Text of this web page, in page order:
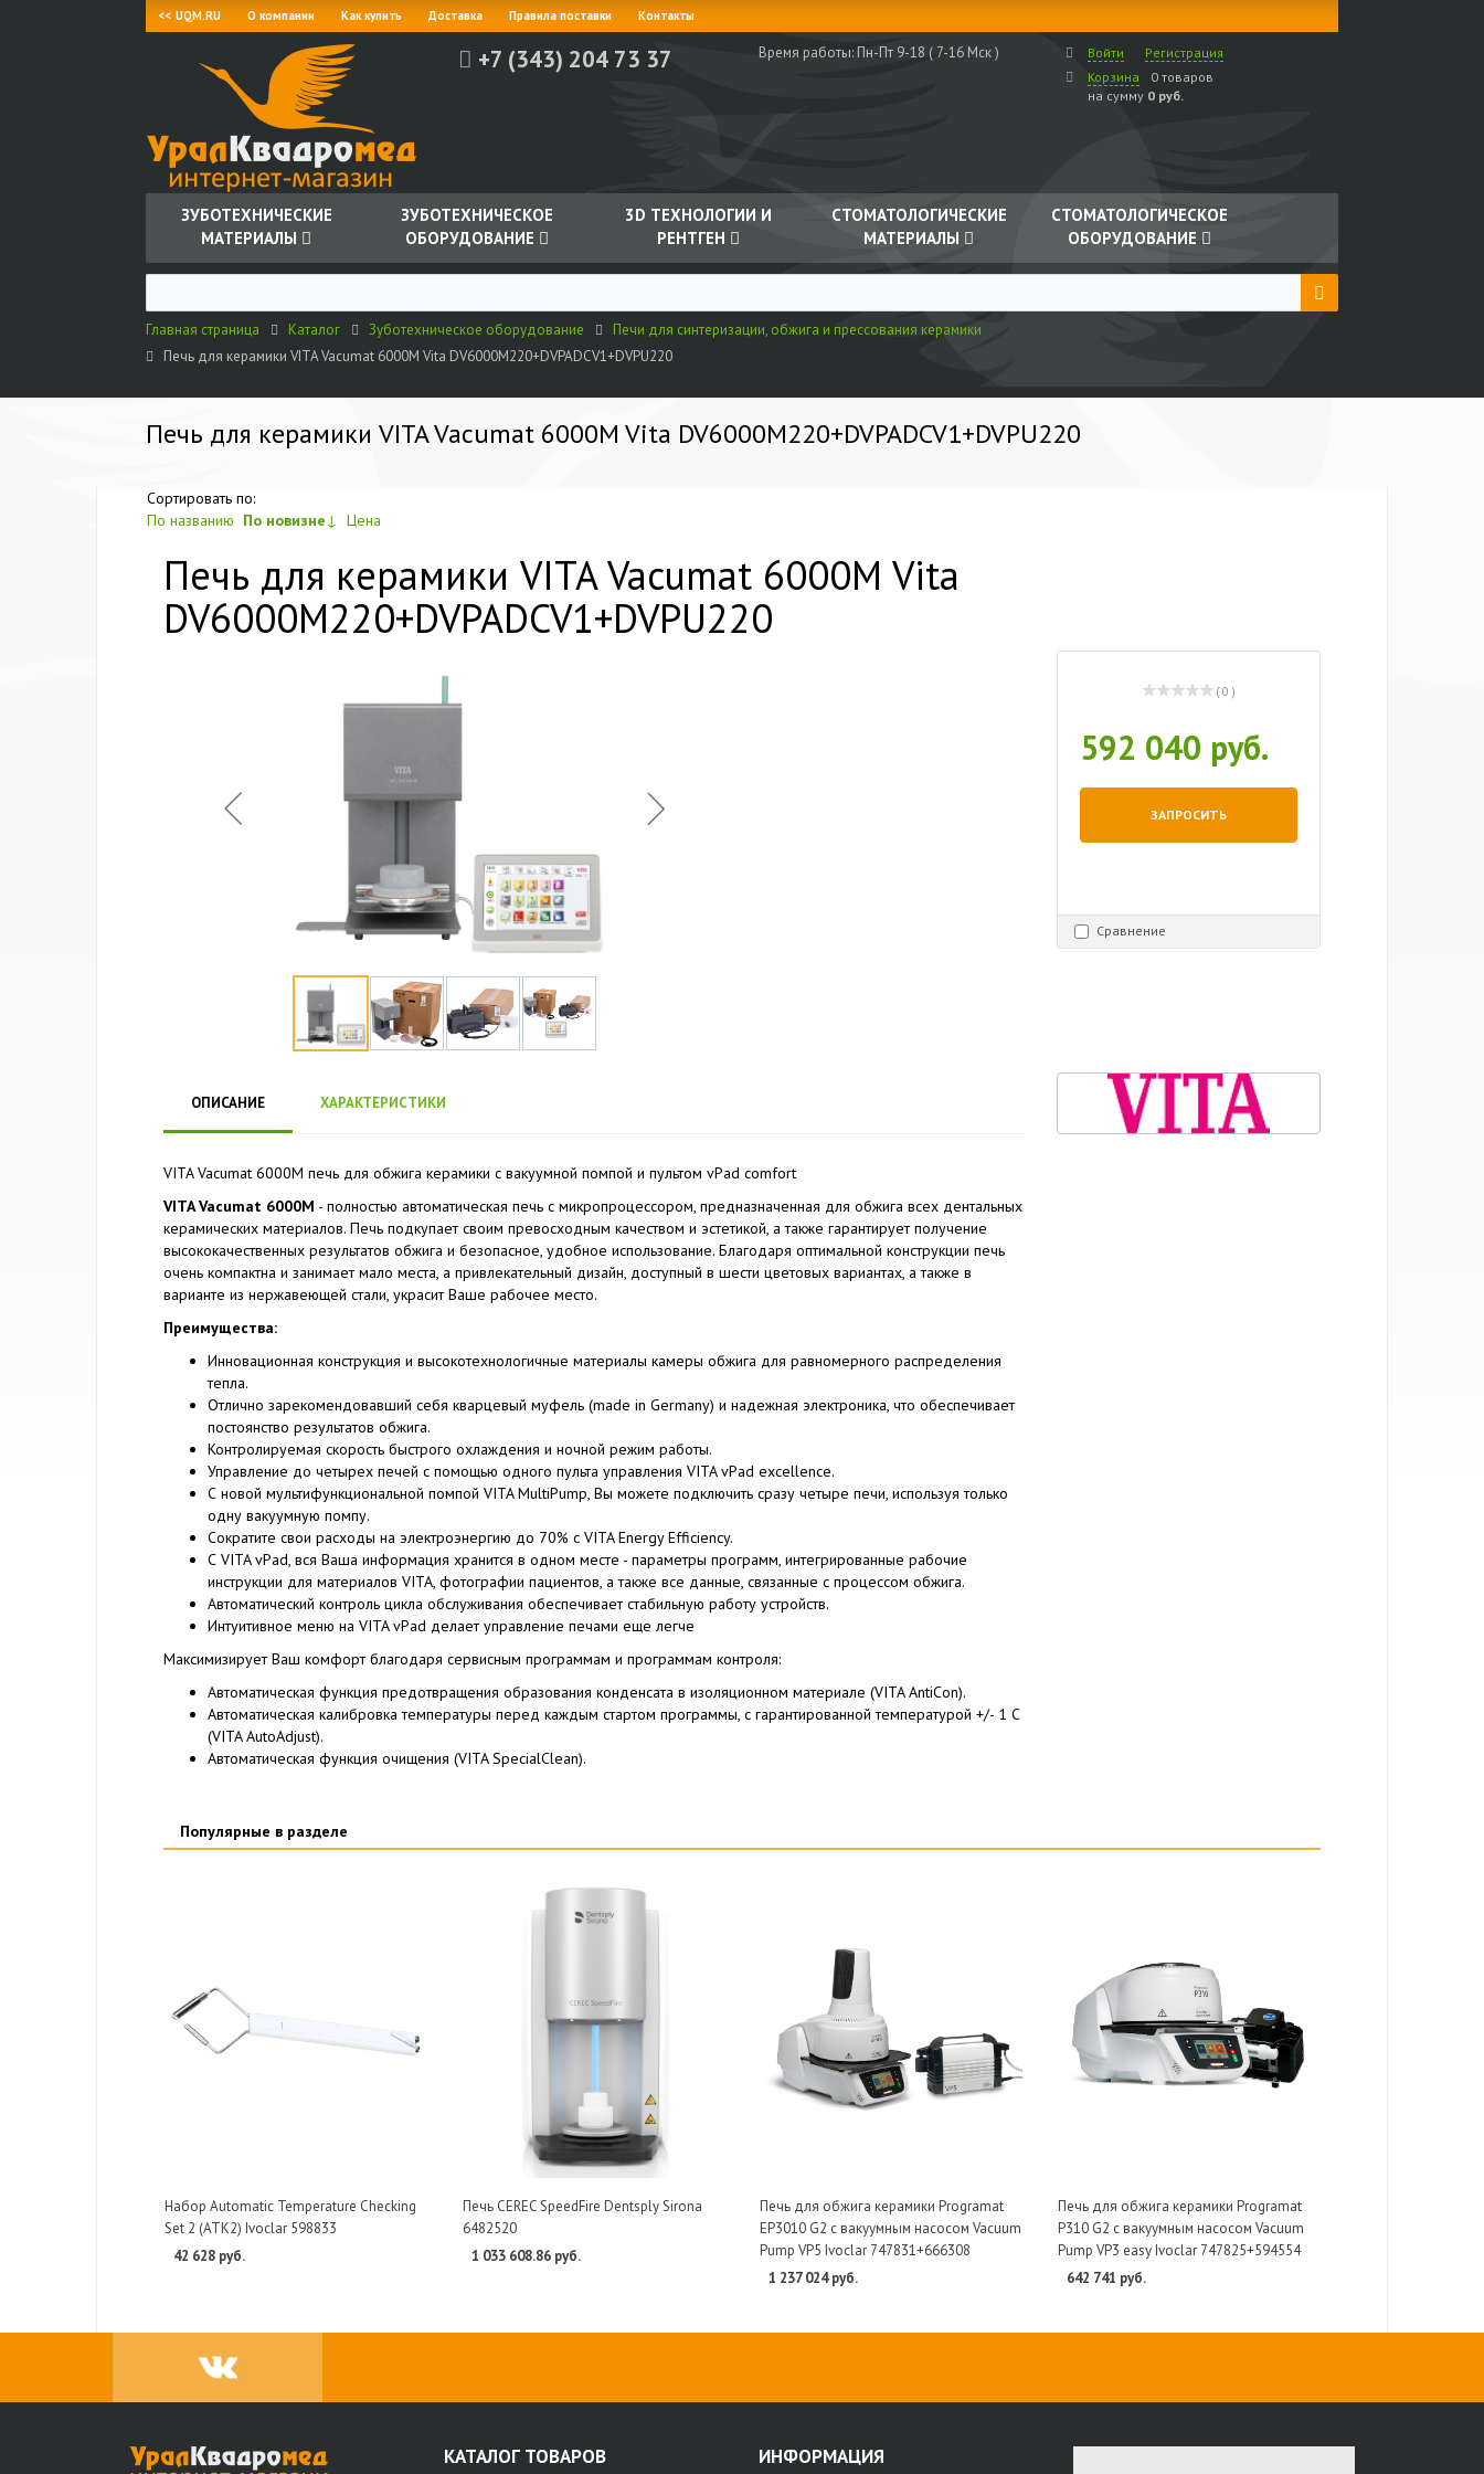
<< UQM.RU О компании Как купить Доставка Правила поставки Контакты
+7 (343) 204 73 37 Время работы:Пн-Пт 9-18 ( 7-16 Мск ) Войти
Регистрация
Корзина
0 товаров
на сумму 0 руб.
ЗУБОТЕХНИЧЕСКИЕ
МАТЕРИАЛЫ
ЗУБОТЕХНИЧЕСКОЕ
ОБОРУДОВАНИЕ
3D ТЕХНОЛОГИИ И
РЕНТГЕН
СТОМАТОЛОГИЧЕСКИЕ
МАТЕРИАЛЫ
СТОМАТОЛОГИЧЕСКОЕ
ОБОРУДОВАНИЕ
Главная страница Каталог Зуботехническое оборудование
Печи для синтеризации, обжига и прессования керамики
Печь для керамики VITA Vacumat 6000M Vita DV6000M220+DVPADCV1+DVPU220
Печь для керамики VITA Vacumat 6000M Vita DV6000M220+DVPADCV1+DVPU220
Сортировать по:
По названию По новизне↓ Цена
Печь для керамики VITA Vacumat 6000M Vita
DV6000M220+DVPADCV1+DVPU220
( 0 )
592 040 руб.
ЗАПРОСИТЬ
Сравнение
ОПИСАНИЕ ХАРАКТЕРИСТИКИ
VITA Vacumat 6000M печь для обжига керамики с вакуумной помпой и пультом vPad comfort
VITA Vacumat 6000M - полностью автоматическая печь с микропроцессором, предназначенная для обжига всех дентальных
керамических материалов. Печь подкупает своим превосходным качеством и эстетикой, а также гарантирует получение
высококачественных результатов обжига и безопасное, удобное использование. Благодаря оптимальной конструкции печь
очень компактна и занимает мало места, а привлекательный дизайн, доступный в шести цветовых вариантах, а также в
варианте из нержавеющей стали, украсит Ваше рабочее место.
Преимущества:
Инновационная конструкция и высокотехнологичные материалы камеры обжига для равномерного распределения
тепла.
Отлично зарекомендовавший себя кварцевый муфель (made in Germany) и надежная электроника, что обеспечивает
постоянство результатов обжига.
Контролируемая скорость быстрого охлаждения и ночной режим работы.
Управление до четырех печей с помощью одного пульта управления VITA vPad excellence.
С новой мультифункциональной помпой VITA MultiPump, Вы можете подключить сразу четыре печи, используя только
одну вакуумную помпу.
Сократите свои расходы на электроэнергию до 70% с VITA Energy Efficiency.
С VITA vPad, вся Ваша информация хранится в одном месте - параметры программ, интегрированные рабочие
инструкции для материалов VITA, фотографии пациентов, а также все данные, связанные с процессом обжига.
Автоматический контроль цикла обслуживания обеспечивает стабильную работу устройств.
Интуитивное меню на VITA vPad делает управление печами еще легче
Максимизирует Ваш комфорт благодаря сервисным программам и программам контроля:
Автоматическая функция предотвращения образования конденсата в изоляционном материале (VITA AntiCon).
Автоматическая калибровка температуры перед каждым стартом программы, с гарантированной температурой +/- 1 С
(VITA AutoAdjust).
Автоматическая функция очищения (VITA SpecialClean).
Популярные в разделе
Набор Automatic Temperature Checking
Set 2 (ATK2) Ivoclar 598833
42 628 руб.
Печь CEREC SpeedFire Dentsply Sirona
6482520
1 033 608.86 руб.
Печь для обжига керамики Programat
EP3010 G2 с вакуумным насосом Vacuum
Pump VP5 Ivoclar 747831+666308
1 237 024 руб.
Печь для обжига керамики Programat
P310 G2 с вакуумным насосом Vacuum
Pump VP3 easy Ivoclar 747825+594554
642 741 руб.
ИНФОРМАЦИЯ
КАТАЛОГ ТОВАРОВ